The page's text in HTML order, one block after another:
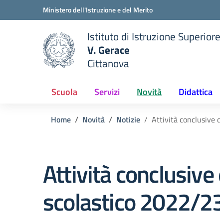
Vai ai contenuti
Vai al menu di navigazioneMinistero dell'Istruzione e del Merito
scuola
Istituto di Istruzione Superiore
V. Gerace
Cittanova
Scuola Servizi Novità Didattica
Home Novità Notizie Attività conclusive
Attività conclusive
scolastico 2022/